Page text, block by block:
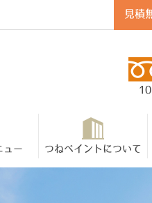
見積
ュー つねペイントについて